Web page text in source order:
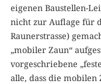
eigenen Baustellen-
nicht zur Auflage für
Raunerstrasse)
„mobiler Zaun“
vorgeschriebene
alle, dass die mobilen